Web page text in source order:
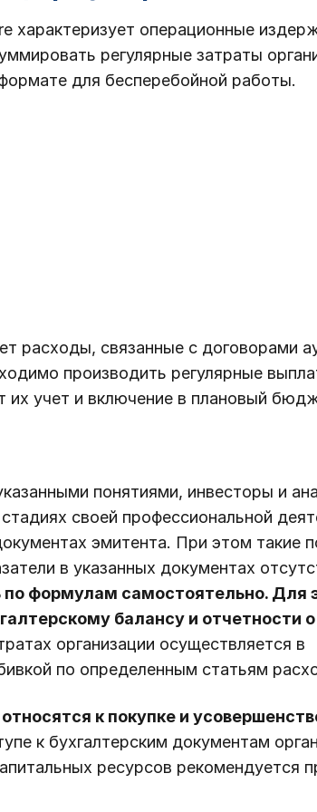
характеризует операционные
регулярные затраты
для бесперебойной работы.
расходы, связанные с договорами
производить регулярные
их учет и включение в плановый
понятиями, инвесторы и
своей профессиональной
эмитента. При этом такие
в указанных документах
по формулам самостоятельно. Для
балансу и отчетности
организации осуществляется в
по определенным статьям
к покупке и
к бухгалтерским документам
ресурсов рекомендуется